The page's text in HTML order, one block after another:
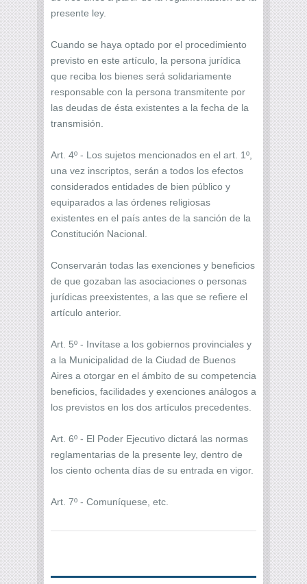
presente ley.
Cuando se haya optado por el procedimiento
previsto en este artículo, la persona jurídica
que reciba los bienes será solidariamente
responsable con la persona transmitente por
las deudas de ésta existentes a la fecha de la
transmisión.
Art. 4º - Los sujetos mencionados en el art. 1º,
una vez inscriptos, serán a todos los efectos
considerados entidades de bien público y
equiparados a las órdenes religiosas
existentes en el país antes de la sanción de la
Constitución Nacional.
Conservarán todas las exenciones y beneficios
de que gozaban las asociaciones o personas
jurídicas preexistentes, a las que se refiere el
artículo anterior.
Art. 5º - Invítase a los gobiernos provinciales y
a la Municipalidad de la Ciudad de Buenos
Aires a otorgar en el ámbito de su competencia
beneficios, facilidades y exenciones análogos a
los previstos en los dos artículos precedentes.
Art. 6º - El Poder Ejecutivo dictará las normas
reglamentarias de la presente ley, dentro de
los ciento ochenta días de su entrada en vigor.
Art. 7º - Comuníquese, etc.